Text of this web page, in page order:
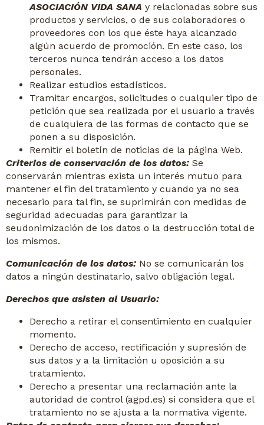
ASOCIACIÓN VIDA SANA y relacionadas sobre sus
productos y servicios, o de sus colaboradores o
proveedores con los que éste haya alcanzado
algún acuerdo de promoción. En este caso, los
terceros nunca tendrán acceso a los datos
personales.
Realizar estudios estadísticos.
Tramitar encargos, solicitudes o cualquier tipo de
petición que sea realizada por el usuario a través
de cualquiera de las formas de contacto que se
ponen a su disposición.
Remitir el boletín de noticias de la página Web.
Criterios de conservación de los datos: Se
conservarán mientras exista un interés mutuo para
mantener el fin del tratamiento y cuando ya no sea
necesario para tal fin, se suprimirán con medidas de
seguridad adecuadas para garantizar la
seudonimización de los datos o la destrucción total de
los mismos.
Comunicación de los datos: No se comunicarán los
datos a ningún destinatario, salvo obligación legal.
Derechos que asisten al Usuario:
Derecho a retirar el consentimiento en cualquier
momento.
Derecho de acceso, rectificación y supresión de
sus datos y a la limitación u oposición a su
tratamiento.
Derecho a presentar una reclamación ante la
autoridad de control (agpd.es) si considera que el
tratamiento no se ajusta a la normativa vigente.